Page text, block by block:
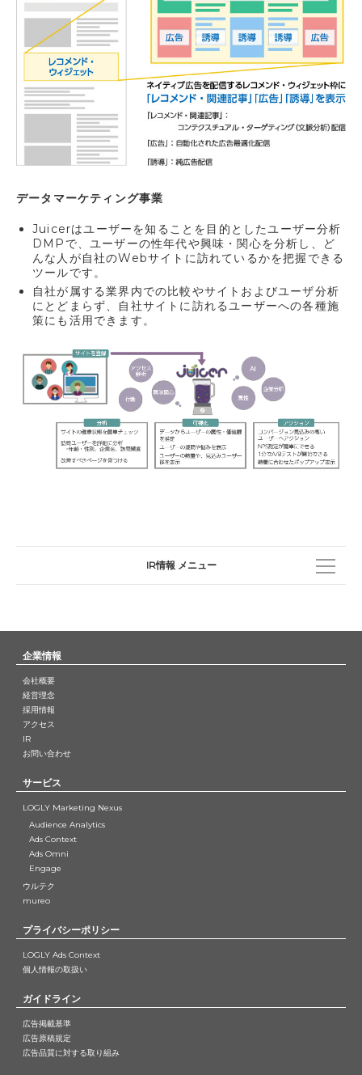
データマーケティング事業
Juicerはユーザーを知ることを目的としたユーザー分析
DMPで、ユーザーの性年代や興味・関心を分析し、ど
んな人が自社のWebサイトに訪れているかを把握できる
ツールです。
自社が属する業界内での比較やサイトおよびユーザ分析
にとどまらず、自社サイトに訪れるユーザーへの各種施
策にも活用できます。
IR情報 メニュー
事業内容
業績ハイライト
よくあるご質問
電子公告
IRニュース
免責事項
企業情報
会社概要
経営理念
採用情報
アクセス
IR
お問い合わせ
サービス
LOGLY Marketing Nexus
Audience Analytics
Ads Context
Ads Omni
Engage
ウルテク
mureo
プライバシーポリシー
LOGLY Ads Context
個人情報の取扱い
ガイドライン
広告掲載基準
広告原稿規定
広告品質に対する取り組み